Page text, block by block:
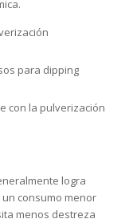
para dipping
con la pulverización
logra
consumo menor
menos destreza